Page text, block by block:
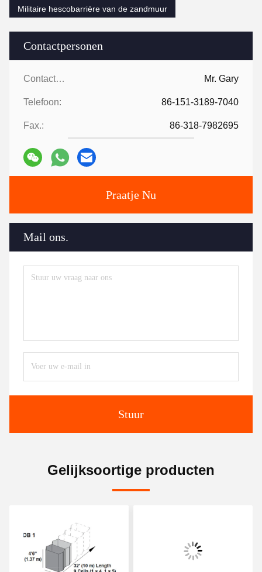
Contactpersonen
Contactpersonen: Mr. Gary
Telefoon: 86-151-3189-7040
Fax.: 86-318-7982695
Praatje Nu
Mail ons.
Stuur
Militaire hescobarrière van de zandmuur
Gelijksoortige producten